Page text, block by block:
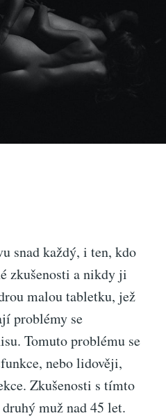
snad každý, i ten, kdo
zkušenosti a nikdy ji
malou tabletku, jež
problémy se
Tomuto problému se
nebo lidověji,
Zkušenosti s tímto
muž nad 45 let.